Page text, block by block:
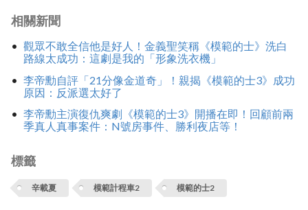
相關新聞
觀眾不敢全信他是好人！金義聖笑稱《模範的士》洗白
路線太成功：這劇是我的「形象洗衣機」
李帝勳自評「21分像金道奇」！親揭《模範的士3》成功
原因：反派選太好了
李帝勳主演復仇爽劇《模範的士3》開播在即！回顧前兩
季真人真事案件：N號房事件、勝利夜店等！
標籤
辛載夏 模範計程車2 模範的士2